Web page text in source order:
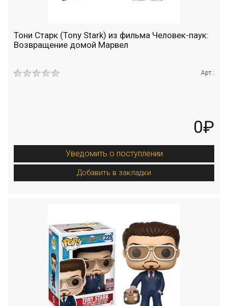
Тони Старк (Tony Stark) из фильма Человек-паук:
Возвращение домой Марвел
Арт.:
0₽
Уведомить о поступлении
Добавить в закладки